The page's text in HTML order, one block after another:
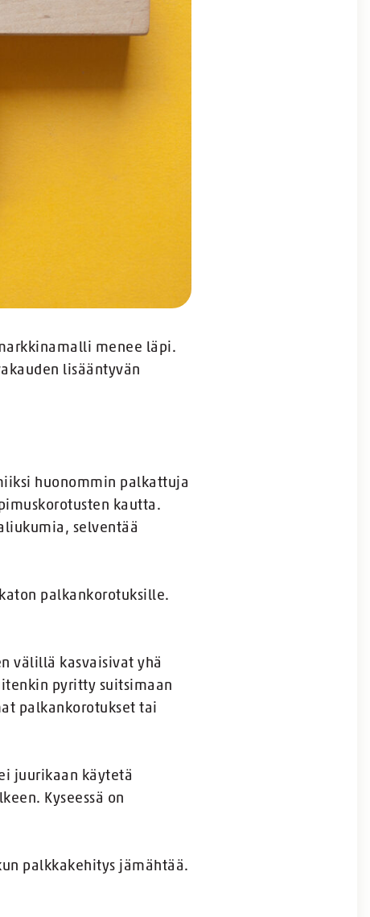
menee läpi.
lisääntyvän
huonommin palkattuja
kautta.
selventää
palkankorotuksille.
välillä kasvaisivat yhä
pyritty suitsimaan
palkankorotukset tai
juurikaan käytetä
Kyseessä on
palkkakehitys jämähtää.